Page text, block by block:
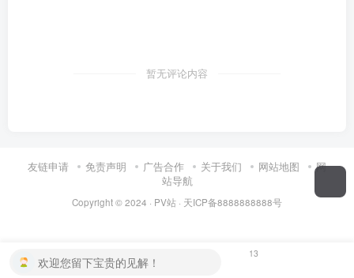
暂无评论内容
友链申请 免责声明 广告合作 关于我们 网站地图
网
站导航
Copyright © 2024 · PV站 · 天ICP备8888888888号
欢迎您留下宝贵的见解！
13